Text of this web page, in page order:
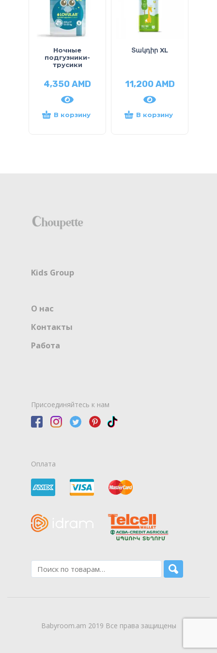
Ночные
подгузники-
трусики
4,350AMD
В корзину
Տակդիր XL
11,200AMD
В корзину
Kids Group
О нас
Контакты
Работа
Присоединяйтесь к нам
Оплата
Babyroom.am 2019 Все права защищены